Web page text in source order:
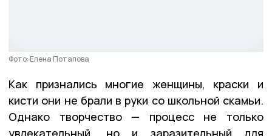
Фото: Елена Потапова
Как признались многие женщины, краски и
кисти они не брали в руки со школьной скамьи.
Однако творчество — процесс не только
увлекательный, но и заразительный для